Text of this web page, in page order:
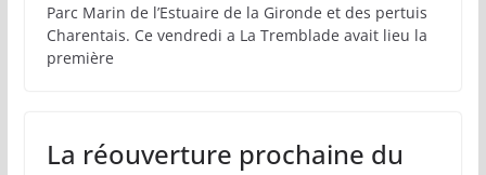
Parc Marin de l’Estuaire de la Gironde et des pertuis
Charentais. Ce vendredi a La Tremblade avait lieu la
première
La réouverture prochaine du